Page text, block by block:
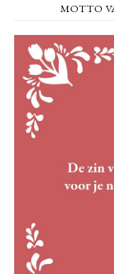
MOTTO